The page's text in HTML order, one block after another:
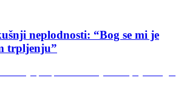
neplodnosti: “Bog se mi je
trpljenju”